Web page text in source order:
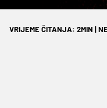
VRIJEME ČITANJA: 2MIN |